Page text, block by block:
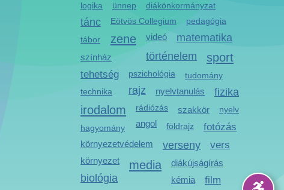
logika ünnep diákönkormányzat
tánc Eötvös Collegium pedagógia
zene videó
matematika
történelem
sport
színház
tábor
tehetség pszichológia tudomány
rajz nyelvtanulás
irodalom
technika
rádiózás
fizika
szakkör
angol
földrajz fotózás
hagyomány
nyelv
környezetvédelem verseny
környezet media
vers
diákújságírás
biológia kémia film